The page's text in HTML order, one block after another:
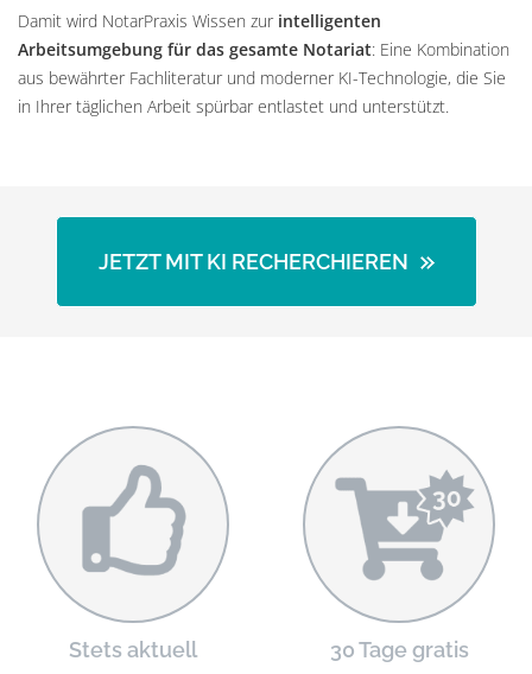
Damit wird NotarPraxis Wissen zur intelligenten
Arbeitsumgebung für das gesamte Notariat: Eine Kombination
aus bewährter Fachliteratur und moderner KI-Technologie, die Sie
in Ihrer täglichen Arbeit spürbar entlastet und unterstützt.
JETZT MIT KI RECHERCHIEREN
Stets aktuell 30 Tage gratis